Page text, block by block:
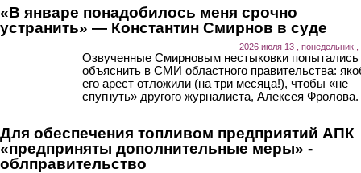
«В январе понадобилось меня срочно
устранить» — Константин Смирнов в суде
2026 июля 13 , понедельник ,
Озвученные Смирновым нестыковки попытались
объяснить в СМИ областного правительства:
его арест отложили (на три месяца!), чтобы «не
спугнуть» другого журналиста, Алексея Фролова.
Для обеспечения топливом предприятий АПК
«предприняты дополнительные меры» -
облправительство